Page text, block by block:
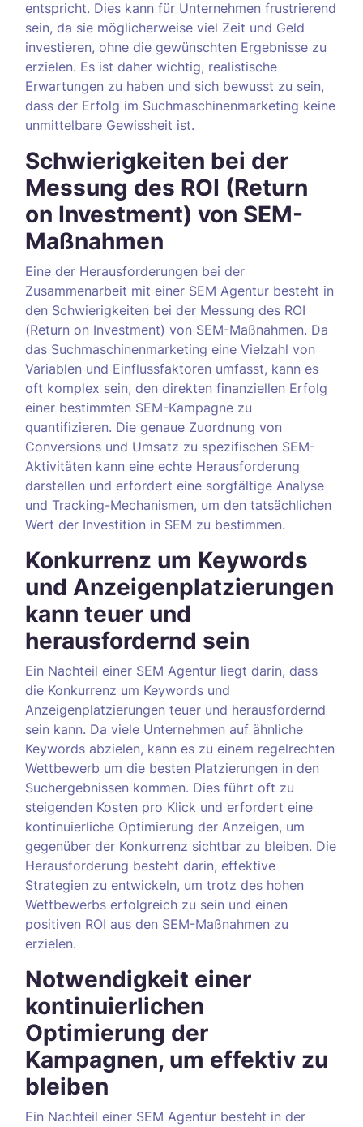
entspricht. Dies kann für Unternehmen frustrierend
sein, da sie möglicherweise viel Zeit und Geld
investieren, ohne die gewünschten Ergebnisse zu
erzielen. Es ist daher wichtig, realistische
Erwartungen zu haben und sich bewusst zu sein,
dass der Erfolg im Suchmaschinenmarketing keine
unmittelbare Gewissheit ist.
Schwierigkeiten bei der
Messung des ROI (Return
on Investment) von SEM-
Maßnahmen
Eine der Herausforderungen bei der
Zusammenarbeit mit einer SEM Agentur besteht in
den Schwierigkeiten bei der Messung des ROI
(Return on Investment) von SEM-Maßnahmen. Da
das Suchmaschinenmarketing eine Vielzahl von
Variablen und Einflussfaktoren umfasst, kann es
oft komplex sein, den direkten finanziellen Erfolg
einer bestimmten SEM-Kampagne zu
quantifizieren. Die genaue Zuordnung von
Conversions und Umsatz zu spezifischen SEM-
Aktivitäten kann eine echte Herausforderung
darstellen und erfordert eine sorgfältige Analyse
und Tracking-Mechanismen, um den tatsächlichen
Wert der Investition in SEM zu bestimmen.
Konkurrenz um Keywords
und Anzeigenplatzierungen
kann teuer und
herausfordernd sein
Ein Nachteil einer SEM Agentur liegt darin, dass
die Konkurrenz um Keywords und
Anzeigenplatzierungen teuer und herausfordernd
sein kann. Da viele Unternehmen auf ähnliche
Keywords abzielen, kann es zu einem regelrechten
Wettbewerb um die besten Platzierungen in den
Suchergebnissen kommen. Dies führt oft zu
steigenden Kosten pro Klick und erfordert eine
kontinuierliche Optimierung der Anzeigen, um
gegenüber der Konkurrenz sichtbar zu bleiben. Die
Herausforderung besteht darin, effektive
Strategien zu entwickeln, um trotz des hohen
Wettbewerbs erfolgreich zu sein und einen
positiven ROI aus den SEM-Maßnahmen zu
erzielen.
Notwendigkeit einer
kontinuierlichen
Optimierung der
Kampagnen, um effektiv zu
bleiben
Ein Nachteil einer SEM Agentur besteht in der